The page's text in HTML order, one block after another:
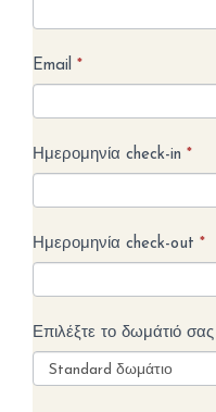
Email *
Ημερομηνία check-in *
Ημερομηνία check-out *
Επιλέξτε το δωμάτιό σας